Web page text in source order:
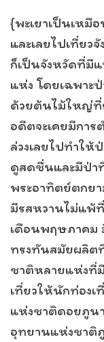
{พะเยาเป็นเหมื
และเลยไปเที่ยว
ก็เป็นจังหวัดที่มี
แห่ง โดยเฉพาะ
ด้วยต้นไม้ใหญ่ที่
อดีตจะเคยมีกา
ล่วงเลยไปทำให้
ดูสดชื่นและมีป่า
พระอาทิตย์ตกย
มีรสหวานไม่แพ้
เดือนพฤษภาคม
ทรงทันสมัยผลิต
ชาติหลายแห่งที่
เที่ยวให้นักท่อง
แห่งชาติดอยภูน
อุทยานแห่งชาติ